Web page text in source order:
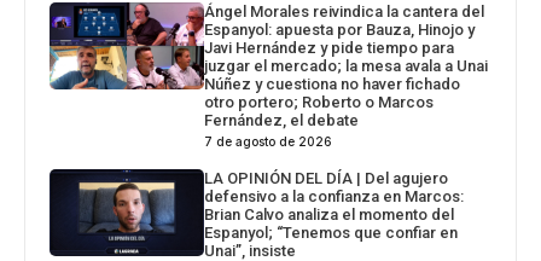
Ángel Morales reivindica la cantera del
Espanyol: apuesta por Bauza, Hinojo y
Javi Hernández y pide tiempo para
juzgar el mercado; la mesa avala a Unai
Núñez y cuestiona no haver fichado
otro portero; Roberto o Marcos
Fernández, el debate
7 de agosto de 2026
LA OPINIÓN DEL DÍA | Del agujero
defensivo a la confianza en Marcos:
Brian Calvo analiza el momento del
Espanyol; “Tenemos que confiar en
Unai”, insiste